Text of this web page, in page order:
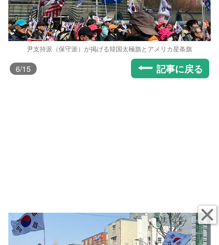
尹支持派（保守派）が掲げる韓国太極旗とアメリカ星条旗
6/15 記事に戻る